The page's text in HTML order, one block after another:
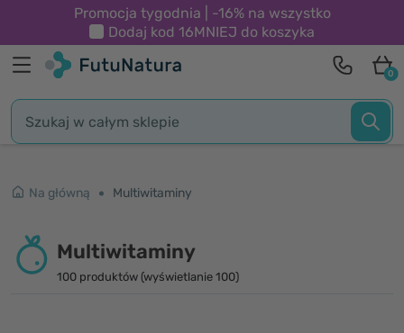
Promocja tygodnia | -16% na wszystko
Dodaj kod 16MNIEJ do koszyka
0
Na główną Multiwitaminy
Multiwitaminy
100 produktów (wyświetlanie 100)